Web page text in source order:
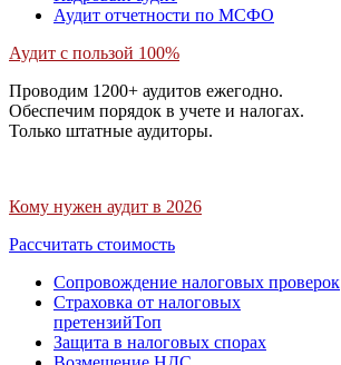
Аудит отчетности по МСФО
Аудит с пользой 100%
Проводим 1200+ аудитов ежегодно.
Обеспечим порядок в учете и налогах.
Только штатные аудиторы.
Кому нужен аудит в 2026
Рассчитать стоимость
Сопровождение налоговых проверок
Страховка от налоговых
претензийТоп
Защита в налоговых спорах